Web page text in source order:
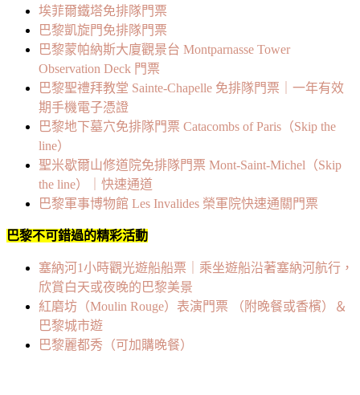
埃菲爾鐵塔免排隊門票
巴黎凱旋門免排隊門票
巴黎蒙帕納斯大廈觀景台 Montparnasse Tower
Observation Deck 門票
巴黎聖禮拜教堂 Sainte-Chapelle 免排隊門票｜一年有效
期手機電子憑證
巴黎地下墓穴免排隊門票 Catacombs of Paris（Skip the
line）
聖米歇爾山修道院免排隊門票 Mont-Saint-Michel（Skip
the line）｜快速通道
巴黎軍事博物館 Les Invalides 榮軍院快速通關門票
巴黎不可錯過的精彩活動
塞納河1小時觀光遊船船票｜乘坐遊船沿著塞納河航行，
欣賞白天或夜晚的巴黎美景
紅磨坊（Moulin Rouge）表演門票 （附晚餐或香檳）＆
巴黎城市遊
巴黎麗都秀（可加購晚餐）